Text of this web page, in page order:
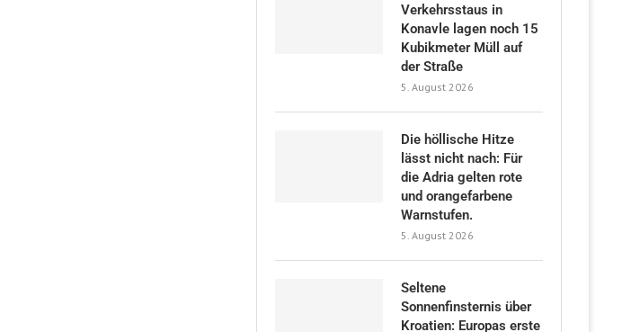
Verkehrsstaus in
Konavle lagen noch 15
Kubikmeter Müll auf
der Straße
5. August 2026
Die höllische Hitze
lässt nicht nach: Für
die Adria gelten rote
und orangefarbene
Warnstufen.
5. August 2026
Seltene
Sonnenfinsternis über
Kroatien: Europas erste